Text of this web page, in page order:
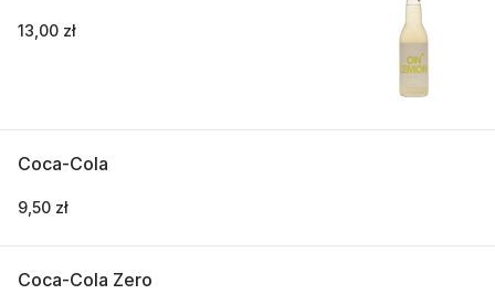
13,00 zł
Coca-Cola
9,50 zł
Coca-Cola Zero